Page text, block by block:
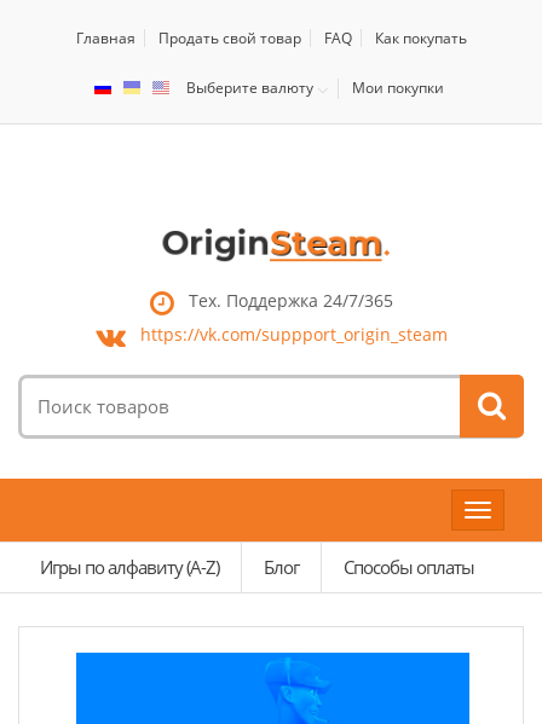
Главная Продать свой товар FAQ Как покупать
Выберите валюту Мои покупки
Тех. Поддержка 24/7/365
https://vk.com/suppport_origin_steam
товаров:
Toggle
Игры по алфавиту (A-Z)
Блог Способы оплаты